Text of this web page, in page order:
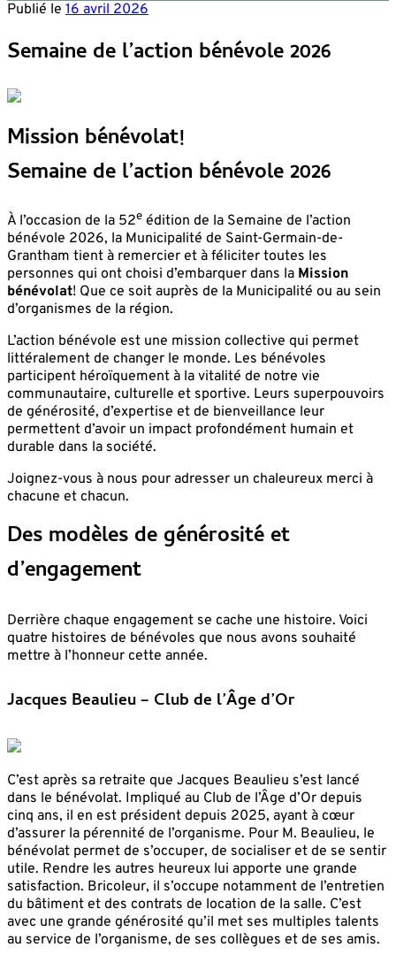
Publié le 16 avril 2026
Semaine de l’action bénévole 2026
Mission bénévolat!
Semaine de l’action bénévole 2026
À l’occasion de la 52e édition de la Semaine de l’action
bénévole 2026, la Municipalité de Saint-Germain-de-
Grantham tient à remercier et à féliciter toutes les
personnes qui ont choisi d’embarquer dans la Mission
bénévolat! Que ce soit auprès de la Municipalité ou au sein
d’organismes de la région.
L’action bénévole est une mission collective qui permet
littéralement de changer le monde. Les bénévoles
participent héroïquement à la vitalité de notre vie
communautaire, culturelle et sportive. Leurs superpouvoirs
de générosité, d’expertise et de bienveillance leur
permettent d’avoir un impact profondément humain et
durable dans la société.
Joignez-vous à nous pour adresser un chaleureux merci à
chacune et chacun.
Des modèles de générosité et
d’engagement
Derrière chaque engagement se cache une histoire. Voici
quatre histoires de bénévoles que nous avons souhaité
mettre à l’honneur cette année.
Jacques Beaulieu – Club de l’Âge d’Or
C’est après sa retraite que Jacques Beaulieu s’est lancé
dans le bénévolat. Impliqué au Club de l’Âge d’Or depuis
cinq ans, il en est président depuis 2025, ayant à cœur
d’assurer la pérennité de l’organisme. Pour M. Beaulieu, le
bénévolat permet de s’occuper, de socialiser et de se sentir
utile. Rendre les autres heureux lui apporte une grande
satisfaction. Bricoleur, il s’occupe notamment de l’entretien
du bâtiment et des contrats de location de la salle. C’est
avec une grande générosité qu’il met ses multiples talents
au service de l’organisme, de ses collègues et de ses amis.